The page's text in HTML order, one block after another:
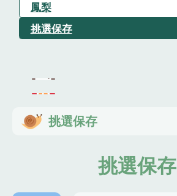
鳳梨
挑選保存
挑選保存
挑選保存